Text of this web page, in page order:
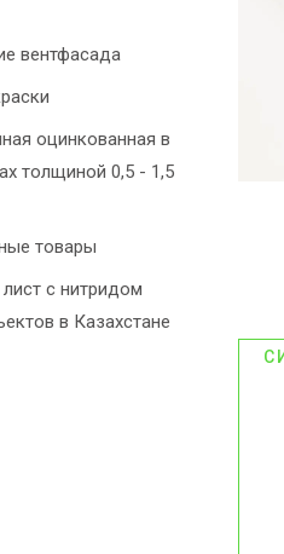
вентфасада
оцинкованная в
толщиной 0,5 - 1,5
товары
с нитридом
в Казахстане